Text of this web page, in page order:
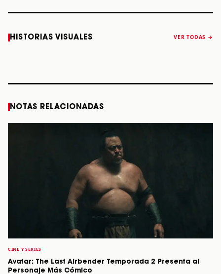
HISTORIAS VISUALES VER TODAS →
a Monterrey el
Staiti, guitarrista
anuncia “Reality
NOTAS RELACIONADAS
CINE Y SERIES
Avatar: The Last Airbender Temporada 2 Presenta al
Personaje Más Cómico